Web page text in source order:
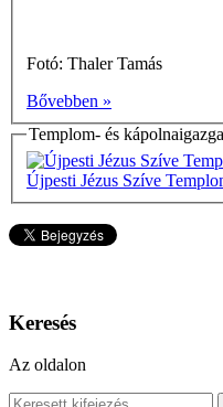
Fotó: Thaler Tamás
Bővebben »
Templom- és
Újpesti Jézus Szíve
Keresés
Az oldalon